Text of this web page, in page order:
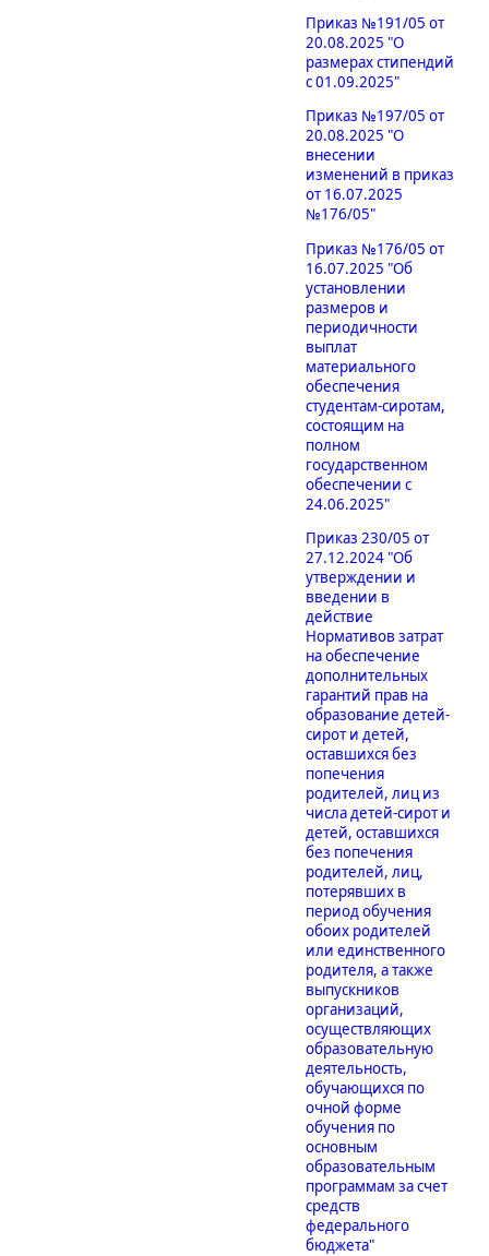
Приказ №191/05 от
20.08.2025 "О
размерах стипендий
с 01.09.2025"
Приказ №197/05 от
20.08.2025 "О
внесении
изменений в приказ
от 16.07.2025
№176/05"
Приказ №176/05 от
16.07.2025 "Об
установлении
размеров и
периодичности
выплат
материального
обеспечения
студентам-сиротам,
состоящим на
полном
государственном
обеспечении с
24.06.2025"
Приказ 230/05 от
27.12.2024 "Об
утверждении и
введении в
действие
Нормативов затрат
на обеспечение
дополнительных
гарантий прав на
образование детей-
сирот и детей,
оставшихся без
попечения
родителей, лиц из
числа детей-сирот и
детей, оставшихся
без попечения
родителей, лиц,
потерявших в
период обучения
обоих родителей
или единственного
родителя, а также
выпускников
организаций,
осуществляющих
образовательную
деятельность,
обучающихся по
очной форме
обучения по
основным
образовательным
программам за счет
средств
федерального
бюджета"